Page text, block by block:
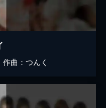
曲：つんく